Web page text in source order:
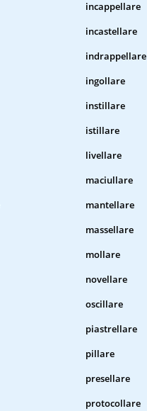
incappellare
incastellare
indrappellare
ingollare
instillare
istillare
livellare
maciullare
mantellare
massellare
mollare
novellare
oscillare
piastrellare
pillare
presellare
protocollare